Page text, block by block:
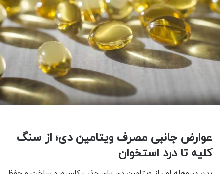
عوارض جانبی مصرف ویتامین دی؛ از سنگ
کلیه تا درد استخوان